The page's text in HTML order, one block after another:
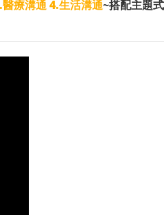
療溝通 4.生活溝通~搭配主題